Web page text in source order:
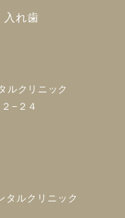
入れ歯
ルクリニック
−２４
タルクリニック